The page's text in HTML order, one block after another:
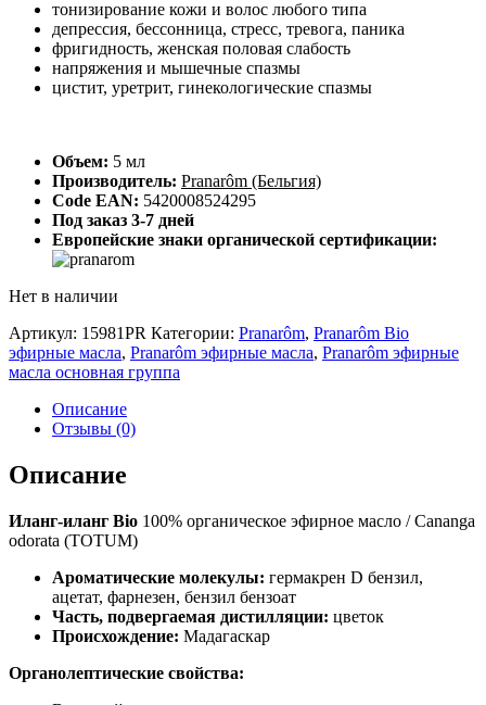
тонизирование кожи и волос любого типа
депрессия, бессонница, стресс, тревога, паника
фригидность, женская половая слабость
напряжения и мышечные спазмы
цистит, уретрит, гинекологические спазмы
Объем: 5 мл
Производитель: Pranarôm (Бельгия)
Code EAN: 5420008524295
Под заказ 3-7 дней
Европейские знаки органической сертификации:
Нет в наличии
Артикул: 15981PR Категории: Pranarôm, Pranarôm Bio
эфирные масла, Pranarôm эфирные масла, Pranarôm эфирные
масла основная группа
Описание
Отзывы (0)
Описание
Иланг-иланг Bio 100% органическое эфирное масло / Cananga
odorata (TOTUM)
Ароматические молекулы: гермакрен D бензил,
ацетат, фарнезен, бензил бензоат
Часть, подвергаемая дистилляции: цветок
Происхождение: Мадагаскар
Органолептические свойства: